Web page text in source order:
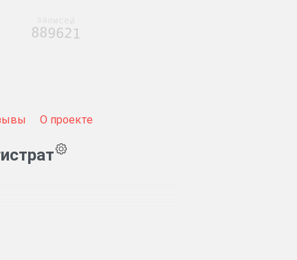
О проекте
889621